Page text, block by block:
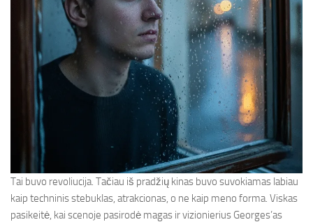
Tai buvo revoliucija. Tačiau iš pradžių kinas buvo suvokiamas labiau
kaip techninis stebuklas, atrakcionas, o ne kaip meno forma. Viskas
pasikeitė, kai scenoje pasirodė magas ir vizionierius Georges’as